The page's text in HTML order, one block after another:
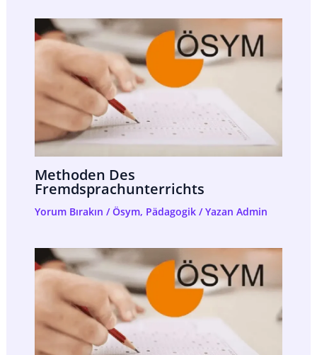
Methoden Des
Fremdsprachunterrichts
Yorum Bırakın /Ösym, Pädagogik/ Yazan Admin